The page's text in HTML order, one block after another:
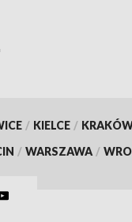
/ KIELCE /
/ WARSZAWA /